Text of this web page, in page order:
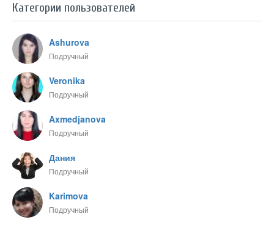
Категории пользователей
Ashurova
Подручный
Veronika
Подручный
Axmedjanova
Подручный
Дания
Подручный
Karimova
Подручный